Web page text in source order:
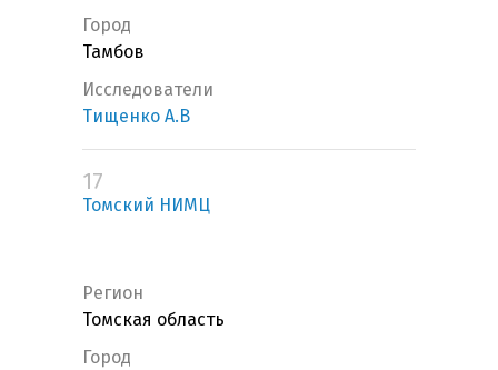
Город
Тамбов
Исследователи
Тищенко А.В
17
Томский НИМЦ
Регион
Томская область
Город